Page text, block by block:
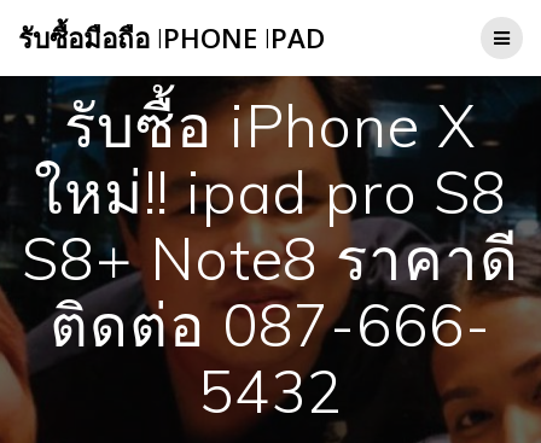
to
รับซื้อมือถือ IPHONE IPAD
รับซื้อ iPhone X
ใหม่!! ipad pro S8
S8+ Note8 ราคาดี
ติดต่อ 087-666-
5432